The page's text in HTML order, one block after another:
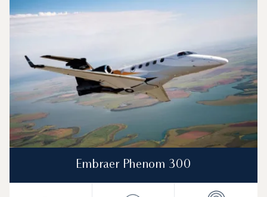
Embraer Phenom 300